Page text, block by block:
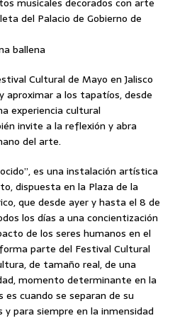
del Palacio de Gobierno de
ballena
Cultural de Mayo en Jalisco
aproximar a los tapatíos, desde
experiencia cultural
invite a la reflexión y abra
del arte.
es una instalación artística
dispuesta en la Plaza de la
que desde ayer y hasta el 8 de
los días a una concientización
de los seres humanos en el
parte del Festival Cultural
de tamaño real, de una
momento determinante en la
cuando se separan de su
para siempre en la inmensidad